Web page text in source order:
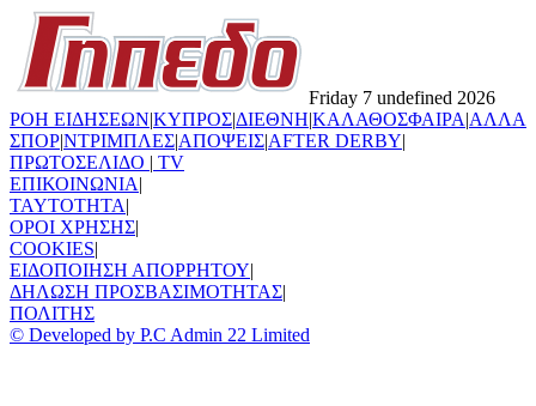
Friday 7 undefined 2026
ΡΟΗ ΕΙΔΗΣΕΩΝ|ΚΥΠΡΟΣ|ΔΙΕΘΝΗ|ΚΑΛΑΘΟΣΦΑΙΡΑ|ΑΛΛΑ
ΣΠΟΡ|ΝΤΡΙΜΠΛΕΣ|ΑΠΟΨΕΙΣ|AFTER DERBY|
ΠΡΩΤΟΣΕΛΙΔΟ | TV
ΕΠΙΚΟΙΝΩΝΙΑ|
TAYTOTHTA|
ΟΡΟΙ ΧΡΗΣΗΣ|
COOKIES|
ΕΙΔΟΠΟΙΗΣΗ ΑΠΟΡΡΗΤΟΥ|
ΔΗΛΩΣΗ ΠΡΟΣΒΑΣΙΜΟΤΗΤΑΣ|
ΠΟΛΙΤΗΣ
© Developed by P.C Admin 22 Limited